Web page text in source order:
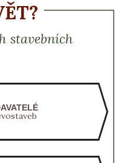
stavebních